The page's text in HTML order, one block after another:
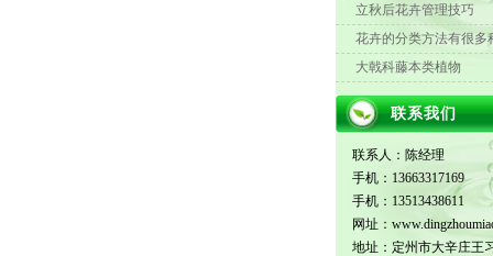
立秋后花卉管理技巧
花卉的分类方法有很多
大戟科藤本类植物
联系我们
联系人：陈经理
手机：13663317169
手机：13513438611
网址：
地址：定州市大辛庄王